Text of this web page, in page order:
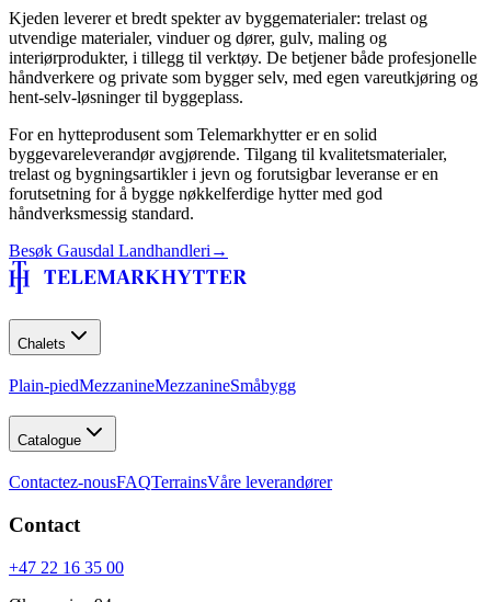
Kjeden leverer et bredt spekter av byggematerialer: trelast og
utvendige materialer, vinduer og dører, gulv, maling og
interiørprodukter, i tillegg til verktøy. De betjener både profesjonelle
håndverkere og private som bygger selv, med egen vareutkjøring og
hent-selv-løsninger til byggeplass.
For en hytteprodusent som Telemarkhytter er en solid
byggevareleverandør avgjørende. Tilgang til kvalitetsmaterialer,
trelast og bygningsartikler i jevn og forutsigbar leveranse er en
forutsetning for å bygge nøkkelferdige hytter med god
håndverksmessig standard.
Besøk Gausdal Landhandleri →
Chalets
Plain-piedMezzanineMezzanineSmåbygg
Catalogue
Contactez-nousFAQTerrainsVåre leverandører
Contact
+47 22 16 35 00